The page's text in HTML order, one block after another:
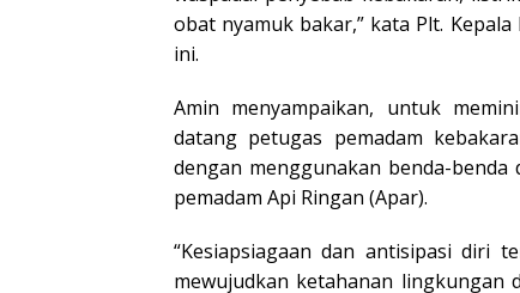
obat nyamuk bakar,” kata Plt. Kepala
ini.
Amin menyampaikan, untuk
datang petugas pemadam
dengan menggunakan benda-
pemadam Api Ringan (Apar).
“Kesiapsiagaan dan antisipasi diri
mewujudkan ketahanan lingkungan